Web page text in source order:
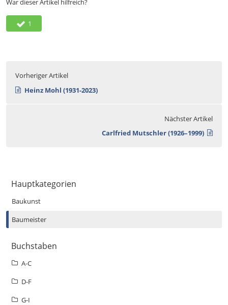
War dieser Artikel hilfreich?
1
Vorheriger Artikel
Heinz Mohl (1931-2023)
Nächster Artikel
Carlfried Mutschler (1926–1999)
Hauptkategorien
Baukunst
Baumeister
Buchstaben
A-C
D-F
G-I